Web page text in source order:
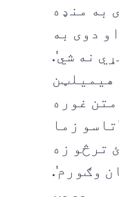
به منډه
دوی به
نه شي'.
هیمیلټن
غوره
څخه و: 'تاسو زما
ترڅو زه
وګورم'.